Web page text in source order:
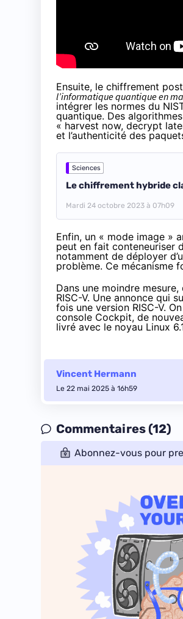
Ensuite, le chiffrement
l’informatique quantique en
intégrer les normes du
quantique. Des
« harvest now, decrypt
et l’authenticité des
Sciences
Le chiffrement hybride
Mardi 24 octobre 2023 à 07h09
Enfin, un « mode image »
peut en fait conteneuriser
notamment de déployer
problème. Ce mécanisme
Dans une moindre
RISC-V. Une annonce qui
fois une version RISC-V.
console Cockpit, de
livré avec le noyau Linux
Vincent Hermann
Le 22 mai 2025 à 16h59
Commentaires (12)
Abonnez-vous pour